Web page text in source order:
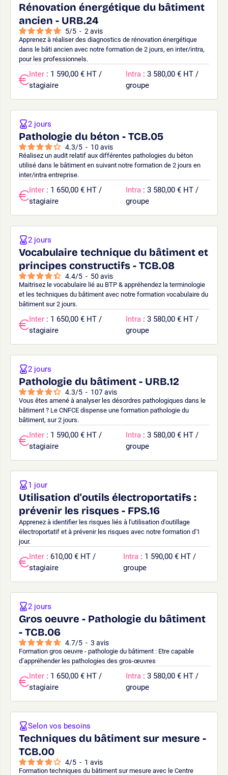
Rénovation énergétique du bâtiment
ancien - URB.24
5/5 - 2 avis
Apprenez à réaliser des diagnostics de rénovation énergétique
dans le bâti ancien avec notre formation de 2 jours, en inter/intra,
pour les professionnels.
Inter : 1 590,00 € HT /
stagiaire
Intra : 3 580,00 € HT /
groupe
Pathologie du béton - TCB.05
4.3/5 - 10 avis
Réalisez un audit relatif aux différentes pathologies du béton
utilisé dans le bâtiment en suivant notre formation de 2 jours en
inter/intra entreprise.
2 jours
Inter : 1 650,00 € HT /
stagiaire
Intra : 3 580,00 € HT /
groupe
Vocabulaire technique du bâtiment et
principes constructifs - TCB.08
4.4/5 - 50 avis
Maitrisez le vocabulaire lié au BTP & appréhendez la terminologie
et les techniques du bâtiment avec notre formation vocabulaire du
bâtiment sur 2 jours.
2 jours
Inter : 1 650,00 € HT /
stagiaire
Intra : 3 580,00 € HT /
groupe
Pathologie du bâtiment - URB.12
4.3/5 - 107avis
Vous êtes amené à analyser les désordres pathologiques dans le
bâtiment ? Le CNFCE dispense une formation pathologie du
bâtiment, sur 2 jours.
2 jours
Inter : 1 590,00 € HT /
stagiaire
Intra : 3 580,00 € HT /
groupe
Utilisation d'outils électroportatifs :
prévenir les risques - FPS.16
Apprenez à identifier les risques liés à l'utilisation d'outillage
électroportatif et à prévenir les risques avec notre formation d'1
jour.
1 jour
Inter : 610,00 € HT /
stagiaire
Intra : 1 590,00 € HT /
groupe
Gros oeuvre - Pathologie du bâtiment
- TCB.06
4.7/5 - 3 avis
Formation gros oeuvre - pathologie du bâtiment : Etre capable
d’appréhender les pathologies des gros-œuvres
2 jours
Inter : 1 650,00 € HT /
stagiaire
Intra : 3 580,00 € HT /
groupe
Techniques du bâtiment sur mesure -
TCB.00
4/5 - 1 avis
Formation techniques du bâtiment sur mesure avec le Centre
Selon vos besoins